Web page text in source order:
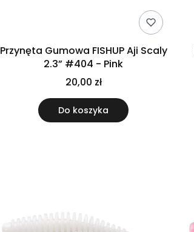
Przynęta Gumowa FISHUP Aji Scaly
2.3” #404 - Pink
20,00 zł
Do koszyka